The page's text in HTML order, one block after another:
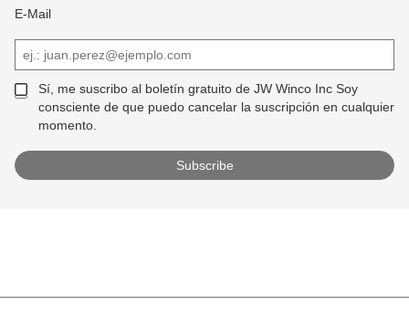
E-Mail
Sí, me suscribo al boletín gratuito de JW Winco Inc Soy
consciente de que puedo cancelar la suscripción en cualquier
momento.